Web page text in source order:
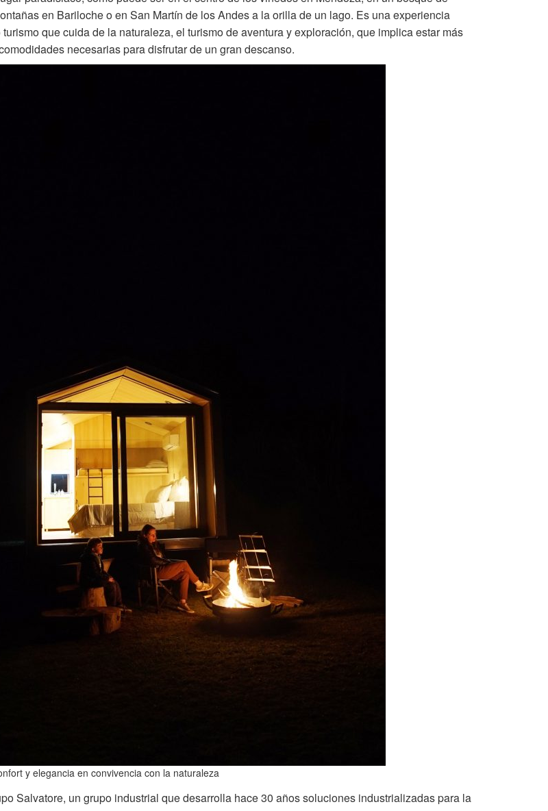
en Bariloche o en San Martín de los Andes a la orilla de un lago. Es una experiencia
que cuida de la naturaleza, el turismo de aventura y exploración, que implica estar más
necesarias para disfrutar de un gran descanso.
y elegancia en convivencia con la naturaleza
Salvatore, un grupo industrial que desarrolla hace 30 años soluciones industrializadas para la